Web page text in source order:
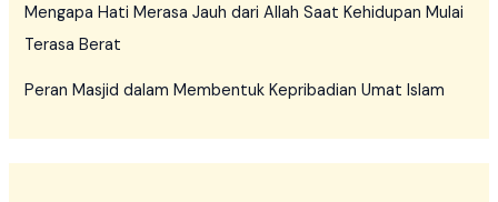
Mengapa Hati Merasa Jauh dari Allah Saat Kehidupan Mulai
Terasa Berat
Peran Masjid dalam Membentuk Kepribadian Umat Islam